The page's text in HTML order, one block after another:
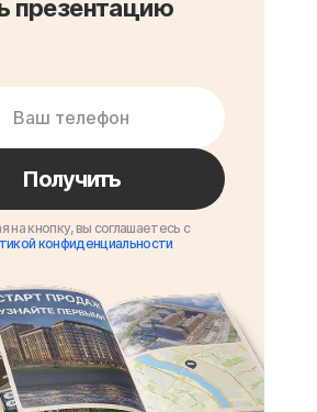
презентацию
Получить
на кнопку, вы соглашаетесь с
конфиденциальности